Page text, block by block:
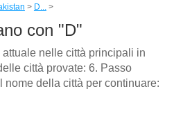
> D...>
con "D"
nelle città principali in
città provate: 6. Passo
nome della città per continuare: